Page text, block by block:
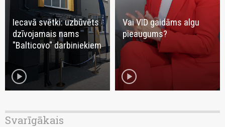
Iecavā svētki: uzbūvēts
dzīvojamais nams
"Balticovo" darbiniekiem
play_circle
Vai VID gaidāms algu
pieaugums?
play_circle
Svarīgākais